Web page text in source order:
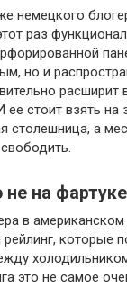
немецкого
раз
но и
расширит
ее стоит взять на
столешница, а
не на фартуке
в американском
которые
это не самое